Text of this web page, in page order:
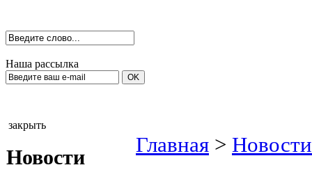
Наша рассылка
закрыть
Новости
Главная >